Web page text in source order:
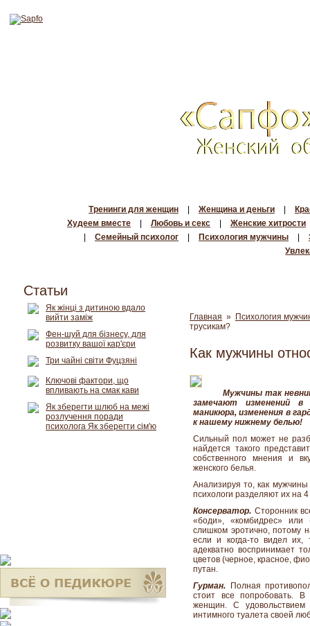
Тренинги для женщин Женщина и деньги
Худеем вместе
Любовь и секс
Женские хитрости
Семейный психолог Психология мужчины
Главная » Психология
трусикам?
Как мужчины
Мужчины так
замечают изменений
маникюра, изменения в
к нашему нижнему белью!
Сильный пол может не
найдется такого
собственного мнения и
женского белья.
Анализируя то, как
психологи разделяют их на
Консерватор. Сторонник
«боди», «комбидрес» или
слишком эротично, потому
если и когда-то видел
адекватно воспринимает
цветов (черное, красное,
путан.
Гурман. Полная
стоит все попробовать.
женщин. С
интимного туалета своей
Статьи
Як жінці з дитиною вдало
вийти заміж
Фен-шуй для бізнесу, для
розвитку вашої кар'єри
Три чайні світи Фуцзяні
Ключові фактори, що
впливають на смак кави
Як зберегти шлюб на межі
розлучення поради
психолога Як зберегти сім'ю